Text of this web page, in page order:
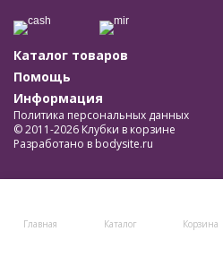
Главная Каталог Корзина
Каталог товаров
Помощь
Информация
Политика персональных данных
© 2011-2026 Клубки в корзине
Разработано в bodysite.ru